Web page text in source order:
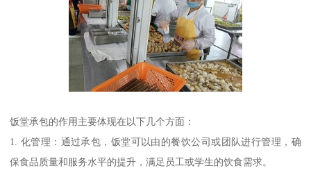
饭堂承包的作用主要体现在以下几个方面：
1. 化管理：通过承包，饭堂可以由的餐饮公司或团队进行管理，确
保食品质量和服务水平的提升，满足员工或学生的饮食需求。